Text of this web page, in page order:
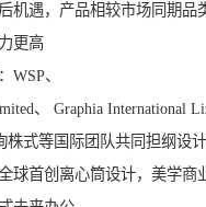
机遇，产品相较市场同期品
更高
WSP、
、 Graphia International
株式等国际团队共同担纲设
球首创离心筒设计，美学商